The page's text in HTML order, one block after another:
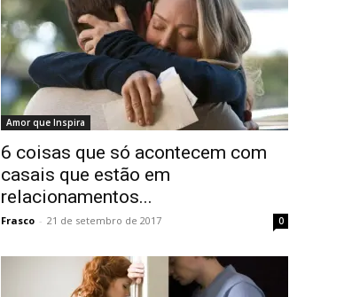
Amor que Inspira
6 coisas que só acontecem com
casais que estão em
relacionamentos...
Frasco - 21 de setembro de 2017 0